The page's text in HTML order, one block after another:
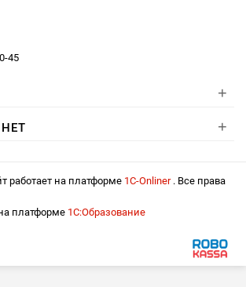
45
+
+
работает на платформе 1С-Onliner . Все права
платформе 1С:Образование